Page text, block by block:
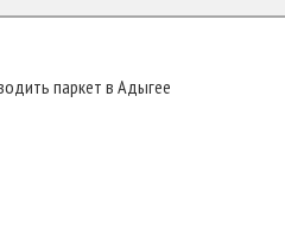
паркет в Адыгее